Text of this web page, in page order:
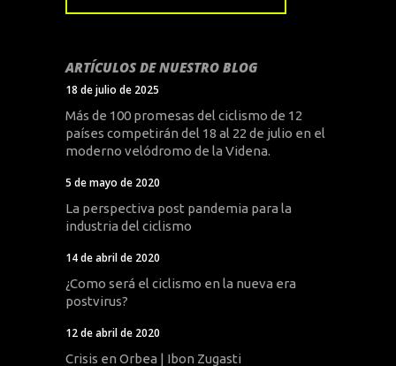
ARTÍCULOS DE NUESTRO BLOG
18 de julio de 2025
Más de 100 promesas del ciclismo de 12
países competirán del 18 al 22 de julio en el
moderno velódromo de la Videna.
5 de mayo de 2020
La perspectiva post pandemia para la
industria del ciclismo
14 de abril de 2020
¿Como será el ciclismo en la nueva era
postvirus?
12 de abril de 2020
Crisis en Orbea | Ibon Zugasti